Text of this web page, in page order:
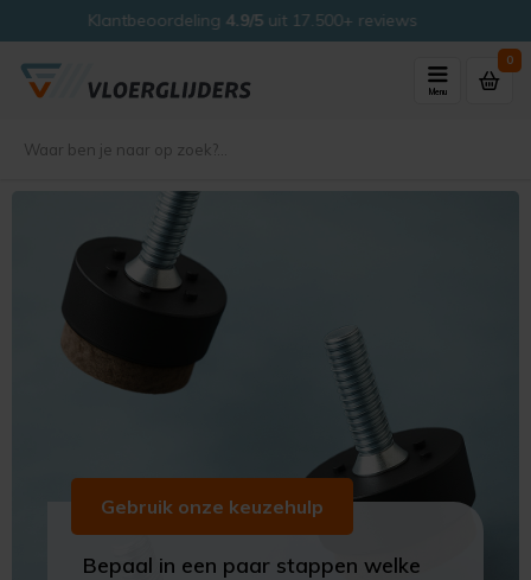
Veilig kopen met onsThuiswinkel Waarborg
Menu
0
Gebruik onze keuzehulp
Bepaal in een paar stappen welke